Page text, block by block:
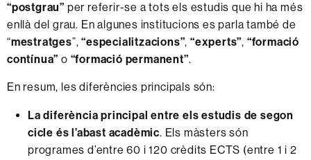
“postgrau” per referir-se a tots els estudis que hi ha més
enllà del grau. En algunes institucions es parla també de
“mestratges”,“especialitzacions”,“experts”, “formació
contínua”o “formació permanent”.
En resum, les diferències principals són:
La diferència principal entre els estudis de segon
cicle és l’abast acadèmic. Els màsters són
programes d’entre 60 i 120 crèdits ECTS (entre 1 i 2